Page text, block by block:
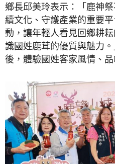
鄉長邱美玲表示：「鹿神
續文化、守護產業的重要
動，讓年輕人看見回鄉耕
識國姓鹿茸的優質與魅力
後，體驗國姓客家風情、品